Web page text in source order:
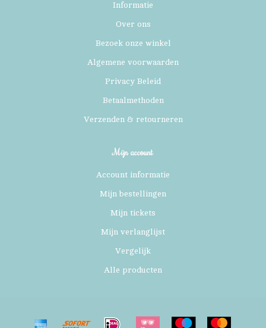
Informatie
Over ons
Bezoek onze winkel
Algemene voorwaarden
Privacy Beleid
Betaalmethoden
Verzenden & retourneren
Mijn account
Account informatie
Mijn bestellingen
Mijn tickets
Mijn verlanglijst
Vergelijk
Alle producten